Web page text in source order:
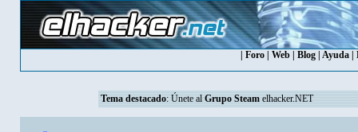
Foro Web Blog Ayuda
Tema destacado: Únete al Grupo Steamelhacker.NET